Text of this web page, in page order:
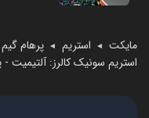
مایکت ◄ استریم ◄ پرهام